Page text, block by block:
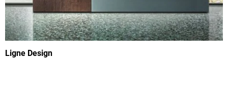
Ligne Design